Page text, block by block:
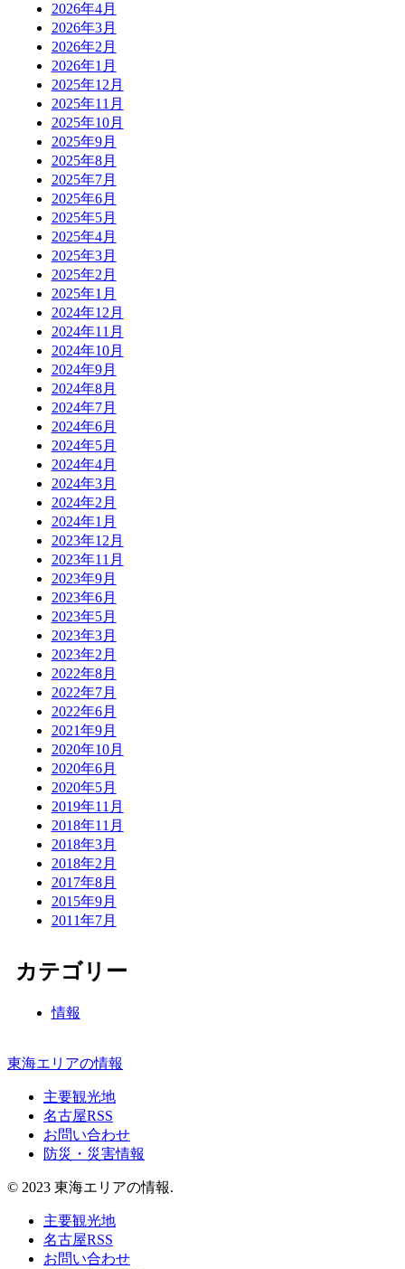
2026年4月
2026年3月
2026年2月
2026年1月
2025年12月
2025年11月
2025年10月
2025年9月
2025年8月
2025年7月
2025年6月
2025年5月
2025年4月
2025年3月
2025年2月
2025年1月
2024年12月
2024年11月
2024年10月
2024年9月
2024年8月
2024年7月
2024年6月
2024年5月
2024年4月
2024年3月
2024年2月
2024年1月
2023年12月
2023年11月
2023年9月
2023年6月
2023年5月
2023年3月
2023年2月
2022年8月
2022年7月
2022年6月
2021年9月
2020年10月
2020年6月
2020年5月
2019年11月
2018年11月
2018年3月
2018年2月
2017年8月
2015年9月
2011年7月
カテゴリー
情報
東海エリアの情報
主要観光地
名古屋RSS
お問い合わせ
防災・災害情報
© 2023 東海エリアの情報.
主要観光地
名古屋RSS
お問い合わせ